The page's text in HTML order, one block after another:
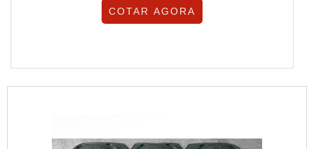
COTAR AGORA